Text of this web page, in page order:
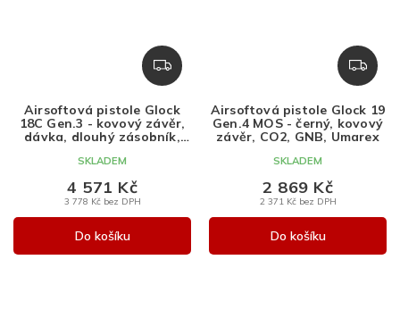
Z
D
R
M
Airsoftová pistole Glock
18C Gen.3 - kovový závěr,
dávka, dlouhý zásobník,
SKLADEM
3 778 Kč bez DPH
4 571 Kč
Do košíku
Z
D
R
M
Airsoftová pistole Glock 19
Gen.4 MOS - černý, kovový
závěr, CO2, GNB, Umarex
SKLADEM
2 371 Kč bez DPH
2 869 Kč
Do košíku